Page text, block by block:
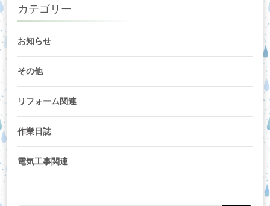
カテゴリー
お知らせ
その他
リフォーム関連
作業日誌
電気工事関連